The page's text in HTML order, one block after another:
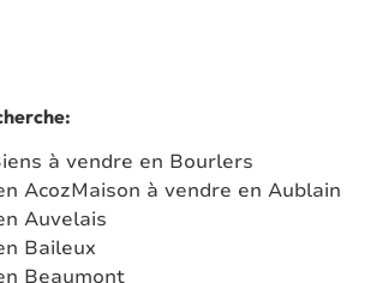
:
à vendre en Bourlers
AcozMaison à vendre en Aublain
Auvelais
Baileux
Beaumont